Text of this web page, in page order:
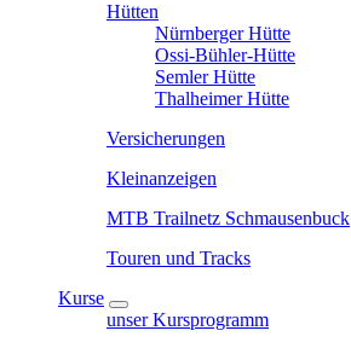
Hütten
Nürnberger Hütte
Ossi-Bühler-Hütte
Semler Hütte
Thalheimer Hütte
Versicherungen
Kleinanzeigen
MTB Trailnetz Schmausenbuck
Touren und Tracks
Kurse
unser Kursprogramm